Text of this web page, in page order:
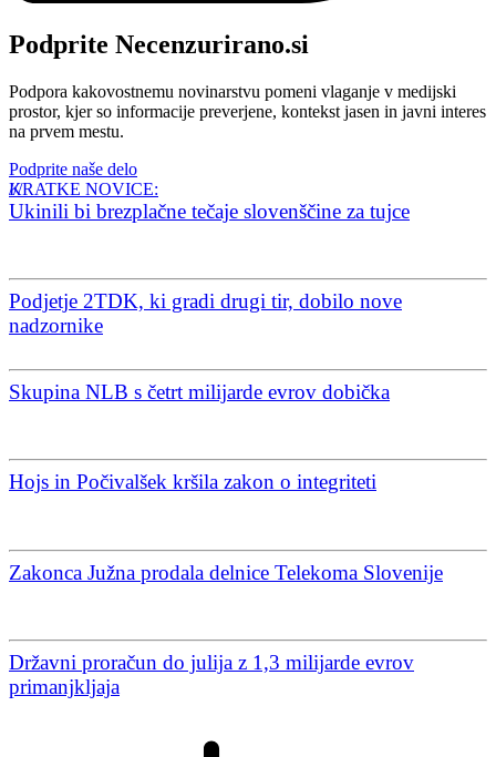
Podprite Necenzurirano.si
Podpora kakovostnemu novinarstvu pomeni vlaganje v medijski
prostor, kjer so informacije preverjene, kontekst jasen in javni interes
na prvem mestu.
Podprite naše delo
KRATKE NOVICE:
Ukinili bi brezplačne tečaje slovenščine za tujce
Podjetje 2TDK, ki gradi drugi tir, dobilo nove
nadzornike
Skupina NLB s četrt milijarde evrov dobička
Hojs in Počivalšek kršila zakon o integriteti
Zakonca Južna prodala delnice Telekoma Slovenije
Državni proračun do julija z 1,3 milijarde evrov
primanjkljaja